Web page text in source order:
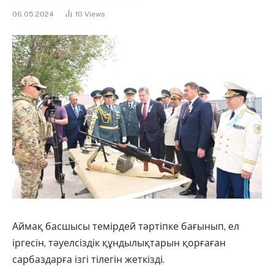
06.05.2024 10 Views
Аймақ басшысы темірдей тәртіпке бағынып, ел
іргесін, тәуелсіздік құндылықтарын қорғаған
сарбаздарға ізгі тілегін жеткізді.